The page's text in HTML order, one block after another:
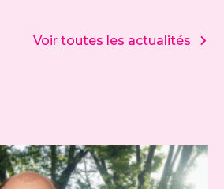
Voir toutes les actualités